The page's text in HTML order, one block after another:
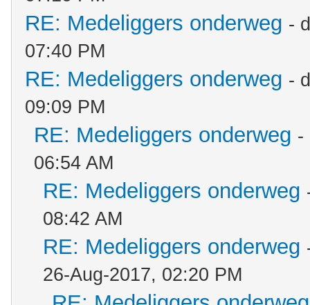
RE: Medeliggers onderweg -
07:40 PM
RE: Medeliggers onderweg -
09:09 PM
RE: Medeliggers onderweg -
06:54 AM
RE: Medeliggers onderweg
08:42 AM
RE: Medeliggers onderweg
26-Aug-2017, 02:20 PM